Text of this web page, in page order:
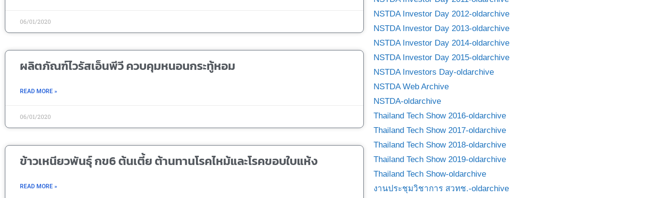
06/01/2020
ผลิตภัณฑ์ไวรัสเอ็นพีวี ควบคุมหนอนกระทู้หอม
READ MORE »
06/01/2020
ข้าวเหนียวพันธุ์ กข6 ต้นเตี้ย ต้านทานโรคไหม้และโรคขอบใบแห้ง
READ MORE »
NSTDA Investor Day 2012-oldarchive
NSTDA Investor Day 2013-oldarchive
NSTDA Investor Day 2014-oldarchive
NSTDA Investor Day 2015-oldarchive
NSTDA Investors Day-oldarchive
NSTDA Web Archive
NSTDA-oldarchive
Thailand Tech Show 2016-oldarchive
Thailand Tech Show 2017-oldarchive
Thailand Tech Show 2018-oldarchive
Thailand Tech Show 2019-oldarchive
Thailand Tech Show-oldarchive
งานประชุมวิชาการ สวทช.-oldarchive